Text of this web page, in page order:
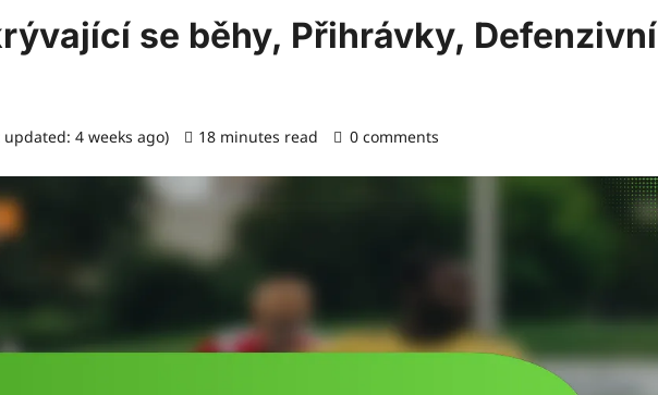
se běhy, Přihrávky, Defenzivní
4 weeks ago) 18 minutes read 0 comments